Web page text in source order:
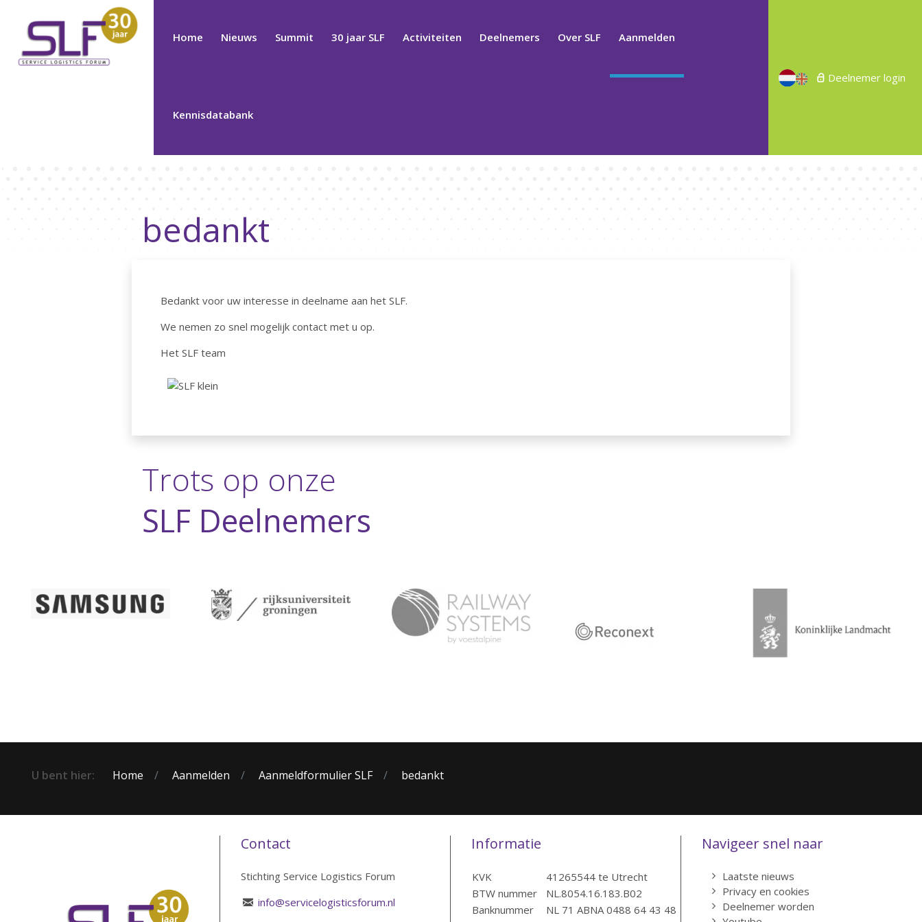
Home Nieuws Summit 30 jaar SLF Activiteiten Deelnemers Over SLF Aanmelden
Kennisdatabank
Deelnemer login
bedankt
Bedankt voor uw interesse in deelname aan het SLF.
We nemen zo snel mogelijk contact met u op.
Het SLF team
Trots op onze
SLF Deelnemers
U bent hier: Home Aanmelden Aanmeldformulier SLF bedankt
Contact
Stichting Service Logistics Forum
info@servicelogisticsforum.nl
Informatie
KVK
41265544 te Utrecht
BTW nummer
NL.8054.16.183.B02
Banknummer
NL 71 ABNA 0488 64 43 48
Navigeer snel naar
Laatste nieuws
Privacy en cookies
Deelnemer worden